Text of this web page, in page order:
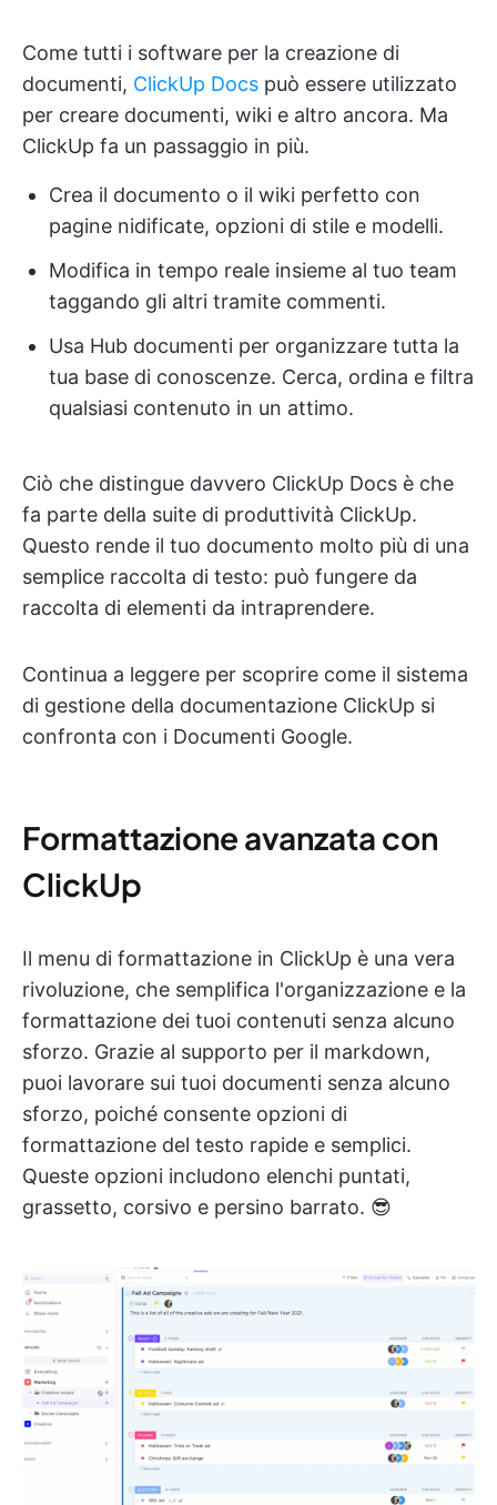
Come tutti i software per la creazione di
documenti, ClickUp Docs può essere utilizzato
per creare documenti, wiki e altro ancora. Ma
ClickUp fa un passaggio in più.
Crea il documento o il wiki perfetto con
pagine nidificate, opzioni di stile e modelli.
Modifica in tempo reale insieme al tuo team
taggando gli altri tramite commenti.
Usa Hub documenti per organizzare tutta la
tua base di conoscenze. Cerca, ordina e filtra
qualsiasi contenuto in un attimo.
Ciò che distingue davvero ClickUp Docs è che
fa parte della suite di produttività ClickUp.
Questo rende il tuo documento molto più di una
semplice raccolta di testo: può fungere da
raccolta di elementi da intraprendere.
Continua a leggere per scoprire come il sistema
di gestione della documentazione ClickUp si
confronta con i Documenti Google.
Formattazione avanzata con
ClickUp
Il menu di formattazione in ClickUp è una vera
rivoluzione, che semplifica l'organizzazione e la
formattazione dei tuoi contenuti senza alcuno
sforzo. Grazie al supporto per il markdown,
puoi lavorare sui tuoi documenti senza alcuno
sforzo, poiché consente opzioni di
formattazione del testo rapide e semplici.
Queste opzioni includono elenchi puntati,
grassetto, corsivo e persino barrato. 😎